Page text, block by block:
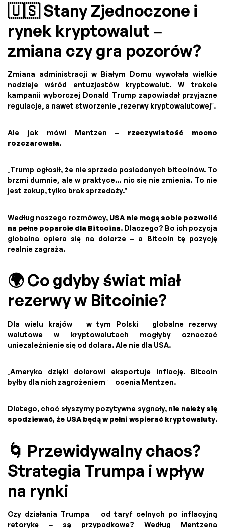
🇺🇸 Stany Zjednoczone i
rynek kryptowalut –
zmiana czy gra pozorów?
Zmiana administracji w Białym Domu wywołała wielkie
nadzieje wśród entuzjastów kryptowalut. W trakcie
kampanii wyborczej Donald Trump zapowiadał przyjazne
regulacje, a nawet stworzenie „rezerwy kryptowalutowej”.
Ale jak mówi Mentzen – rzeczywistość mocno
rozczarowała.
„Trump ogłosił, że nie sprzeda posiadanych bitcoinów. To
brzmi dumnie, ale w praktyce... nic się nie zmienia. To nie
jest zakup, tylko brak sprzedaży.”
Według naszego rozmówcy, USA nie mogą sobie pozwolić
na pełne poparcie dla Bitcoina. Dlaczego? Bo ich pozycja
globalna opiera się na dolarze – a Bitcoin tę pozycję
realnie zagraża.
🌍 Co gdyby świat miał
rezerwy w Bitcoinie?
Dla wielu krajów – w tym Polski – globalne rezerwy
walutowe w kryptowalutach mogłyby oznaczać
uniezależnienie się od dolara. Ale nie dla USA.
„Ameryka dzięki dolarowi eksportuje inflację. Bitcoin
byłby dla nich zagrożeniem” – ocenia Mentzen.
Dlatego, choć słyszymy pozytywne sygnały, nie należy się
spodziewać, że USA będą w pełni wspierać kryptowaluty.
🌀 Przewidywalny chaos?
Strategia Trumpa i wpływ
na rynki
Czy działania Trumpa – od taryf celnych po inflacyjną
retorykę – są przypadkowe? Według Mentzena